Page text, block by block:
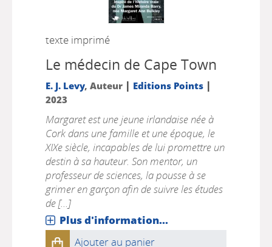
texte imprimé
Le médecin de Cape Town
E. J. Levy, Auteur | Editions Points|
2023
Margaret est une jeune irlandaise née à
Cork dans une famille et une époque, le
XIXe siècle, incapables de lui promettre un
destin à sa hauteur. Son mentor, un
professeur de sciences, la pousse à se
grimer en garçon afin de suivre les études
de [...]
Plus d'information...
Ajouter au panier